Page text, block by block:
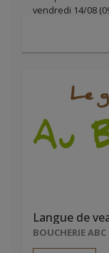
vendredi 14/08
Langue de
BOUCHERIE ABC